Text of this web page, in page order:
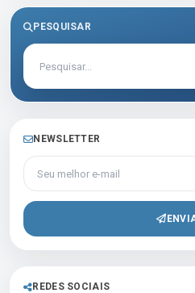
PESQUISAR
NEWSLETTER
Seu melhor e-mail
REDES SOCIAIS